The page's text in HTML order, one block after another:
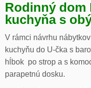
Rodinný dom
kuchyňa s
V rámci návrhu
kuchyňu do U-čka s
hĺbok po strop a s
parapetnú dosku.